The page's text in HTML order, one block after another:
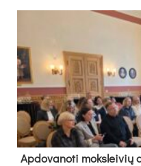
Ap­do­va­no­ti moks­lei­vių